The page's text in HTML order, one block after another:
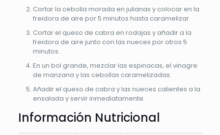
Cortar la cebolla morada en julianas y colocar en la
freidora de aire por 5 minutos hasta caramelizar.
Cortar el queso de cabra en rodajas y añadir a la
freidora de aire junto con las nueces por otros 5
minutos.
En un bol grande, mezclar las espinacas, el vinagre
de manzana y las cebollas caramelizadas.
Añadir el queso de cabra y las nueces calientes a la
ensalada y servir inmediatamente.
Información Nutricional